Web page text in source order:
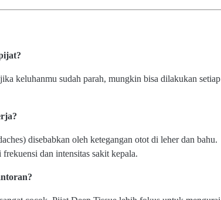
keluhanmu sudah parah, mungkin bisa dilakukan setiap
disebabkan oleh ketegangan otot di leher dan bahu.
dan intensitas sakit kepala.